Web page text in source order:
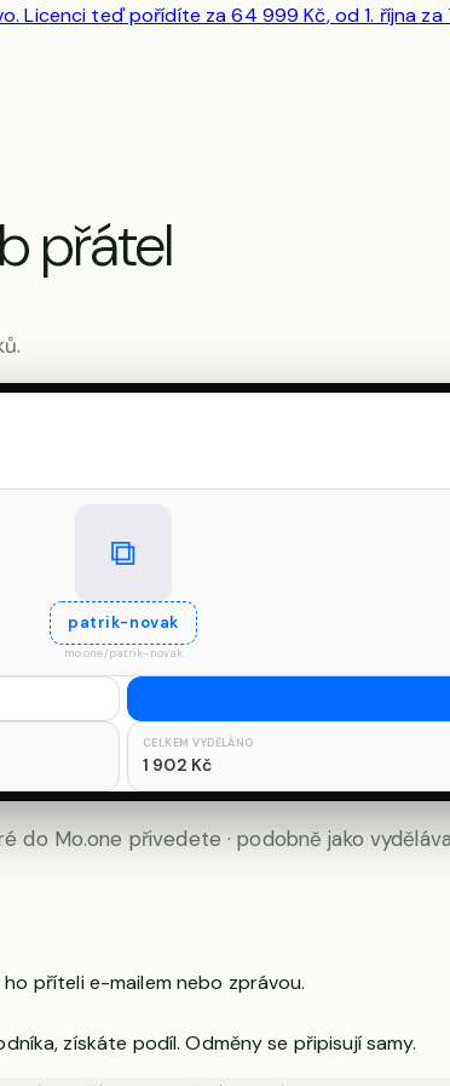
Licenci teď pořídíte za64 999 Kč, od 1. října
přátel
⧉
patrik-novak
mo.one/patrik-novak
CELKEM VYDĚLÁNO
1 902 Kč
do Mo.one přivedete · podobně jako
příteli e-mailem nebo zprávou.
získáte podíl. Odměny se připisují samy.